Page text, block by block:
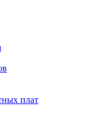
плат